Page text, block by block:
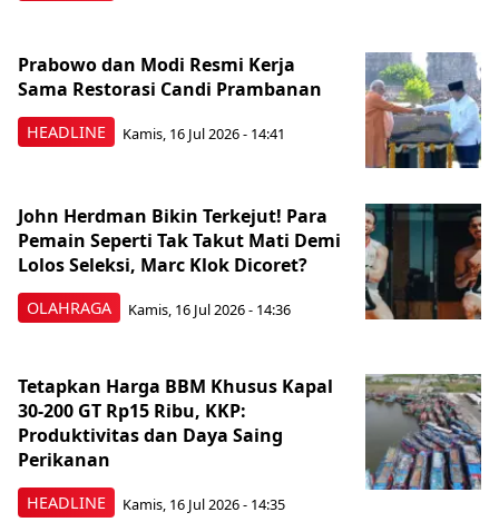
HEADLINE
Prabowo dan Modi Resmi Kerja
Sama Restorasi Candi Prambanan
Kamis, 16 Jul 2026 - 14:41
OLAHRAGA
John Herdman Bikin Terkejut! Para
Pemain Seperti Tak Takut Mati Demi
Lolos Seleksi, Marc Klok Dicoret?
Kamis, 16 Jul 2026 - 14:36
HEADLINE
Tetapkan Harga BBM Khusus Kapal
30-200 GT Rp15 Ribu, KKP:
Produktivitas dan Daya Saing
Perikanan
Kamis, 16 Jul 2026 - 14:35